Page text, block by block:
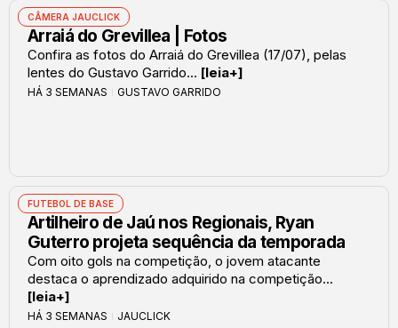
CÂMERA JAUCLICK
Arraiá do Grevillea | Fotos
Confira as fotos do Arraiá do Grevillea (17/07), pelas
lentes do Gustavo Garrido... [leia+]
HÁ 3 SEMANAS GUSTAVO GARRIDO
FUTEBOL DE BASE
Artilheiro de Jaú nos Regionais, Ryan
Guterro projeta sequência da temporada
Com oito gols na competição, o jovem atacante
destaca o aprendizado adquirido na competição...
[leia+]
HÁ 3 SEMANAS JAUCLICK